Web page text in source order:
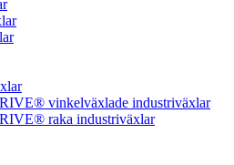
vinkelväxlade industriväxlar
raka industriväxlar